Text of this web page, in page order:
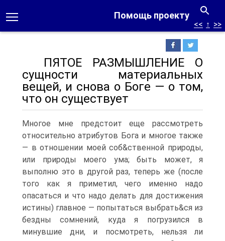
Помощь проекту
<< ↑ >>
ПЯТОЕ РАЗМЫШЛЕНИЕ О
сущности материальных
вещей, и снова о Боге — о том,
что он существует
Многое мне предстоит еще рассмотреть
относительно атрибутов Бога и многое также
— в отношении моей соб&ственной природы,
или природы моего ума; быть может, я
выполню это в другой раз, теперь же (после
того как я приметил, чего именно надо
опасаться и что надо делать для достижения
истины) главное — попытаться выбрать&ся из
бездны сомнений, куда я погрузился в
минувшие дни, и посмотреть, нельзя ли